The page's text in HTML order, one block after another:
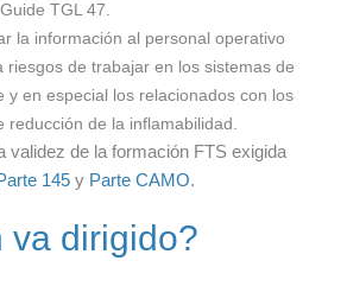
TGL 47.
la información al personal operativo
riesgos de trabajar en los sistemas de
y en especial los relacionados con los
reducción de la inflamabilidad.
validez de la formación FTS exigida
145y Parte CAMO.
va dirigido?